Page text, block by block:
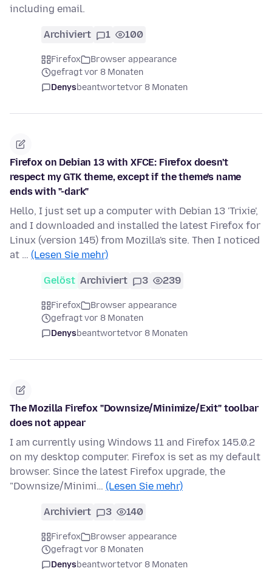
including email.
Archiviert 1 100
Firefox
Browser appearance
gefragt vor 8 Monaten
Denysbeantwortetvor 8 Monaten
Firefox on Debian 13 with XFCE: Firefox doesn't
respect my GTK theme, except if the theme's name
ends with "-dark"
Hello, I just set up a computer with Debian 13 'Trixie',
and I downloaded and installed the latest Firefox for
Linux (version 145) from Mozilla's site. Then I noticed
at … (Lesen Sie mehr)
Gelöst Archiviert 3 239
Firefox
Browser appearance
gefragt vor 8 Monaten
Denysbeantwortetvor 8 Monaten
The Mozilla Firefox "Downsize/Minimize/Exit" toolbar
does not appear
I am currently using Windows 11 and Firefox 145.0.2
on my desktop computer. Firefox is set as my default
browser. Since the latest Firefox upgrade, the
"Downsize/Minimi… (Lesen Sie mehr)
Archiviert 3 140
Firefox
Browser appearance
gefragt vor 8 Monaten
Denysbeantwortetvor 8 Monaten